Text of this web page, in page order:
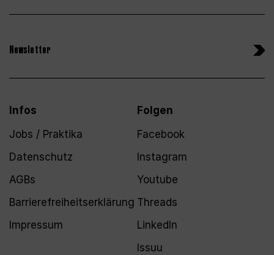
Newsletter
Infos
Jobs / Praktika
Datenschutz
AGBs
Barrierefreiheitserklärung
Impressum
Folgen
Facebook
Instagram
Youtube
Threads
LinkedIn
Issuu